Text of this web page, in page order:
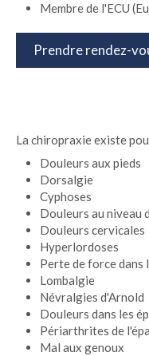
Membre de l'ECU
Prendre rendez-
La chiropraxie existe
Douleurs aux pieds
Dorsalgie
Cyphoses
Douleurs au niveau
Douleurs cervicales
Hyperlordoses
Perte de force dans
Lombalgie
Névralgies d'Arnold
Douleurs dans les
Périarthrites de
Mal aux genoux